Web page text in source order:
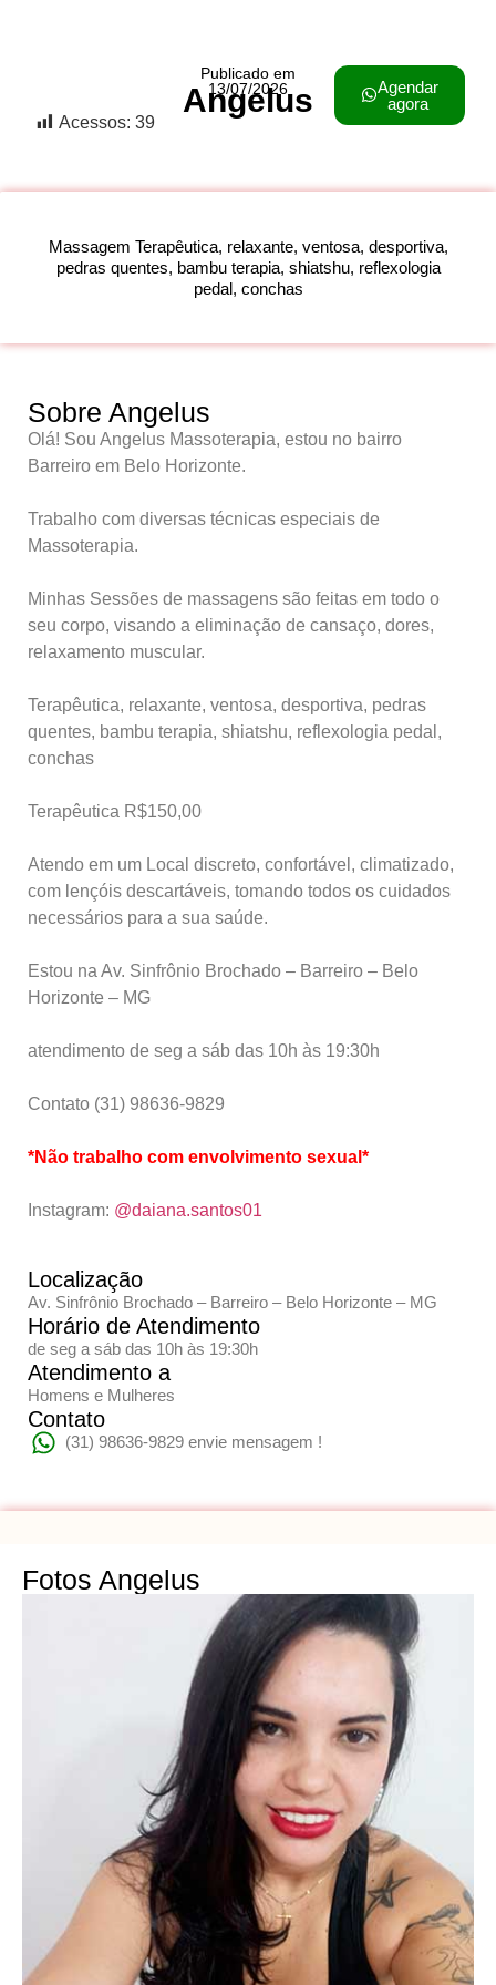
Angelus
Acessos: 39
Publicado em
13/07/2026
Agendar
agora
Massagem Terapêutica, relaxante, ventosa, desportiva,
pedras quentes, bambu terapia, shiatshu, reflexologia
pedal, conchas
Sobre Angelus
Olá! Sou Angelus Massoterapia, estou no bairro
Barreiro em Belo Horizonte.
Trabalho com diversas técnicas especiais de
Massoterapia.
Minhas Sessões de massagens são feitas em todo o
seu corpo, visando a eliminação de cansaço, dores,
relaxamento muscular.
Terapêutica, relaxante, ventosa, desportiva, pedras
quentes, bambu terapia, shiatshu, reflexologia pedal,
conchas
Terapêutica R$150,00
Atendo em um Local discreto, confortável, climatizado,
com lençóis descartáveis, tomando todos os cuidados
necessários para a sua saúde.
Estou na Av. Sinfrônio Brochado – Barreiro – Belo
Horizonte – MG
atendimento de seg a sáb das 10h às 19:30h
Contato (31) 98636-9829
*Não trabalho com envolvimento sexual*
Instagram: @daiana.santos01
Localização
Av. Sinfrônio Brochado – Barreiro – Belo Horizonte – MG
Horário de Atendimento
de seg a sáb das 10h às 19:30h
Atendimento a
Homens e Mulheres
Contato
(31) 98636-9829 envie mensagem !
Fotos Angelus